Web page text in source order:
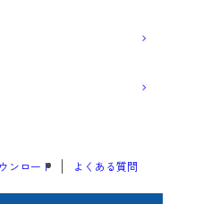
ンロード よくある質問